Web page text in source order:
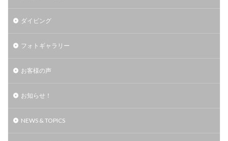
ダイビング
フォトギャラリー
お客様の声
お知らせ！
NEWS & TOPICS